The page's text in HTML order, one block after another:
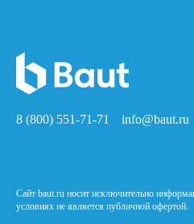
8 (800) 551-71-71 info@baut.ru
Сайт baut.ru носит исключительно
условиях не является публичной офертой.